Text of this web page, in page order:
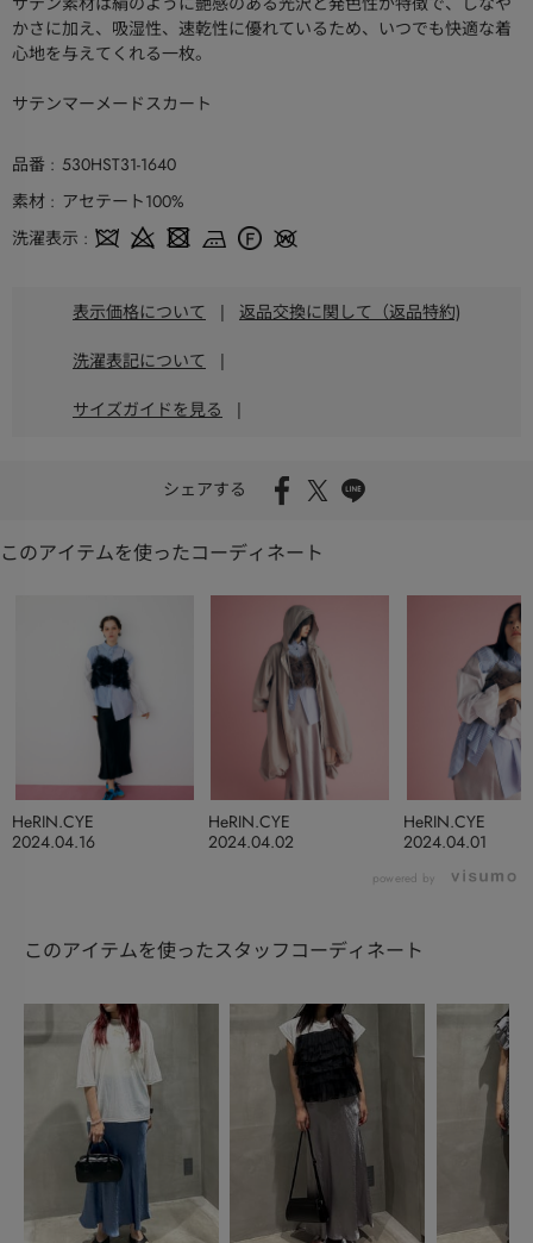
かさに加え、吸湿性、速乾性に優れているため、いつでも快適な着
心地を与えてくれる一枚。
サテンマーメードスカート
品番
530HST31-1640
素材
アセテート100%
洗濯表示
表示価格について | 返品交換に関して（返品特約)
洗濯表記について |
サイズガイドを見る |
シェアする
このアイテムを使ったコーディネート
2024.04.16
HeRIN.CYE
2024.04.02
HeRIN.CYE
2024.04.01
HeRIN.CYE
powered by
このアイテムを使ったスタッフコーディネート